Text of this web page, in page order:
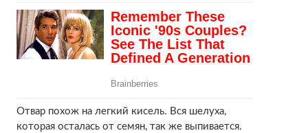
Отвар похож на легкий кисель. Вся шелуха,
которая осталась от семян, так же выпивается.